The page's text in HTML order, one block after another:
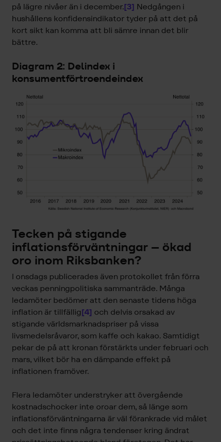
på lägre nivåer än i december.[3] Nedgången i
hushållens konfidensindikator tyder på att det på
kort sikt kan komma att bli sämre innan det blir
bättre.
Diagram 2: Delindex i
konsumentförtroendeindex
Tecken på stigande
inflationsförväntningar – ökad
oro inom Riksbanken?
I onsdags publicerades även protokollet från förra
veckas penningpolitiska sammanträde. Många
ledamöter bedömer att den senaste tidens höga
inflation är tillfällig[4] och delvis orsakad av
stigande världsmarknadspriser på vissa
livsmedelsråvaror, som kaffe och kakao. Samtidigt
pekar de på att kronan förstärkts under februari och
mars, vilket bör ha en dämpande effekt på
inflationen framöver.
Flera ledamöter understryker att övergående
kostnadschocker inte oroar dem, så länge som
inflationsförväntningarna är väl förankrade vid målet
och det inte finns några tendenser kring ändrat